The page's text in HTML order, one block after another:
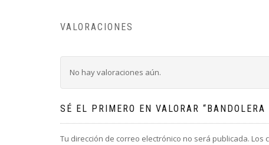
VALORACIONES
No hay valoraciones aún.
SÉ EL PRIMERO EN VALORAR
Tu dirección de correo electrónico no será publicada. Los